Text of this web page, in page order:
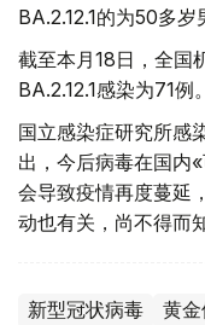
BA.2.12.1的为50多岁
截至本月18日，全国
BA.2.12.1感染为71例。
国立感染症研究所感
出，今后病毒在国内
会导致疫情再度蔓延
动也有关，尚不得而知
新型冠状病毒 黄